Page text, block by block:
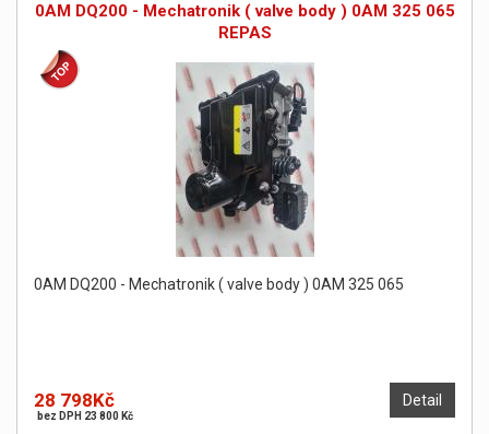
0AM DQ200 - Mechatronik ( valve body ) 0AM 325 065
REPAS
0AM DQ200 - Mechatronik ( valve body ) 0AM 325 065
Detail
28 798Kč
bez DPH 23 800 Kč